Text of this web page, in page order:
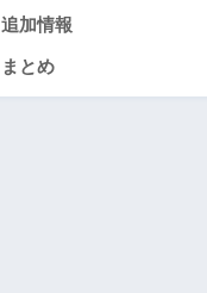
追加情報
まとめ